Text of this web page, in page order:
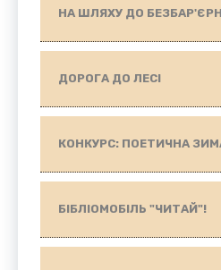
НА ШЛЯХУ ДО
ДОРОГА ДО ЛЕСІ
КОНКУРС: ПОЕТИЧНА
БІБЛІОМОБІЛЬ "ЧИТАЙ"!